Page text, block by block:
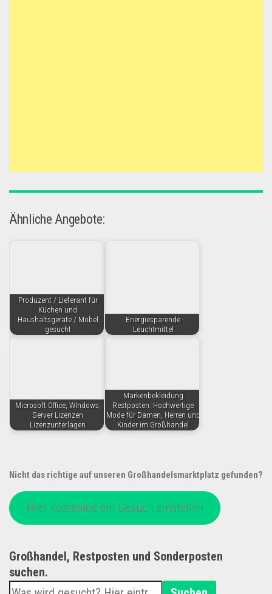
Ähnliche Angebote:
Produzent / Lieferant für
Küchen und
Haushaltsgeräte / Möbel
gesucht
Energiesparende
Leuchtmittel
Microsoft Office, WIndows,
Server Lizenzen
Lizenzunterlagen
Markenbekleidung
Restposten: Hochwertige
Mode für Damen, Herren und
Kinder im Großhandel
Nicht das richtige auf unseren Großhandelsmarktplatz gefunden?
Hier kostenlos ein Gesuch einstellen
Großhandel, Restposten und Sonderposten
suchen.